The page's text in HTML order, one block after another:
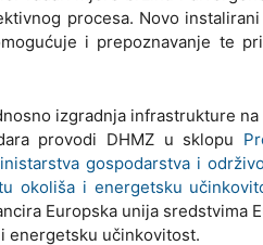
procesa. Novo
i prepoznavanje te
izgradnja infrastrukture
provodi DHMZ u sklopu
gospodarstva i
okoliša i energetsku
Europska unija sredstvima
energetsku učinkovitost.